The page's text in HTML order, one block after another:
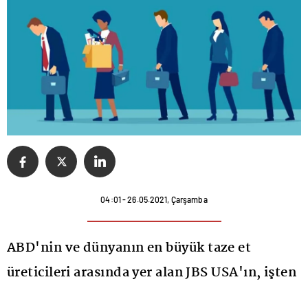
04:01 - 26.05.2021, Çarşamba
ABD'nin ve dünyanın en büyük taze et
üreticileri arasında yer alan JBS USA'ın, işten